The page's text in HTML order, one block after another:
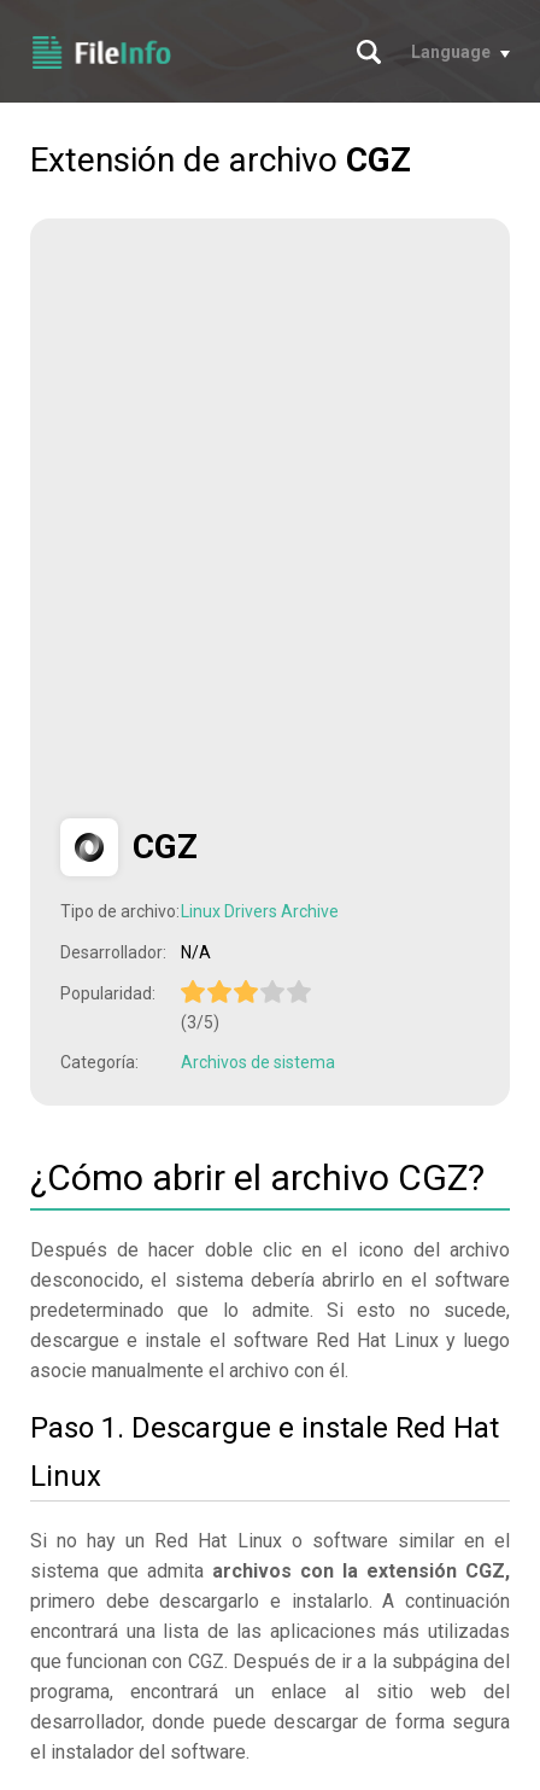
Buscar
Language
Extensión de archivo CGZ
CGZ
Tipo de archivo: Linux Drivers Archive
Desarrollador: N/A
Popularidad:
(3/5)
Categoría: Archivos de sistema
¿Cómo abrir el archivo CGZ?
Después de hacer doble clic en el icono del archivo
desconocido, el sistema debería abrirlo en el software
predeterminado que lo admite. Si esto no sucede,
descargue e instale el software Red Hat Linux y luego
asocie manualmente el archivo con él.
Paso 1. Descargue e instale Red Hat
Linux
Si no hay un Red Hat Linux o software similar en el
sistema que admita archivos con la extensión CGZ,
primero debe descargarlo e instalarlo. A continuación
encontrará una lista de las aplicaciones más utilizadas
que funcionan con CGZ. Después de ir a la subpágina del
programa, encontrará un enlace al sitio web del
desarrollador, donde puede descargar de forma segura
el instalador del software.